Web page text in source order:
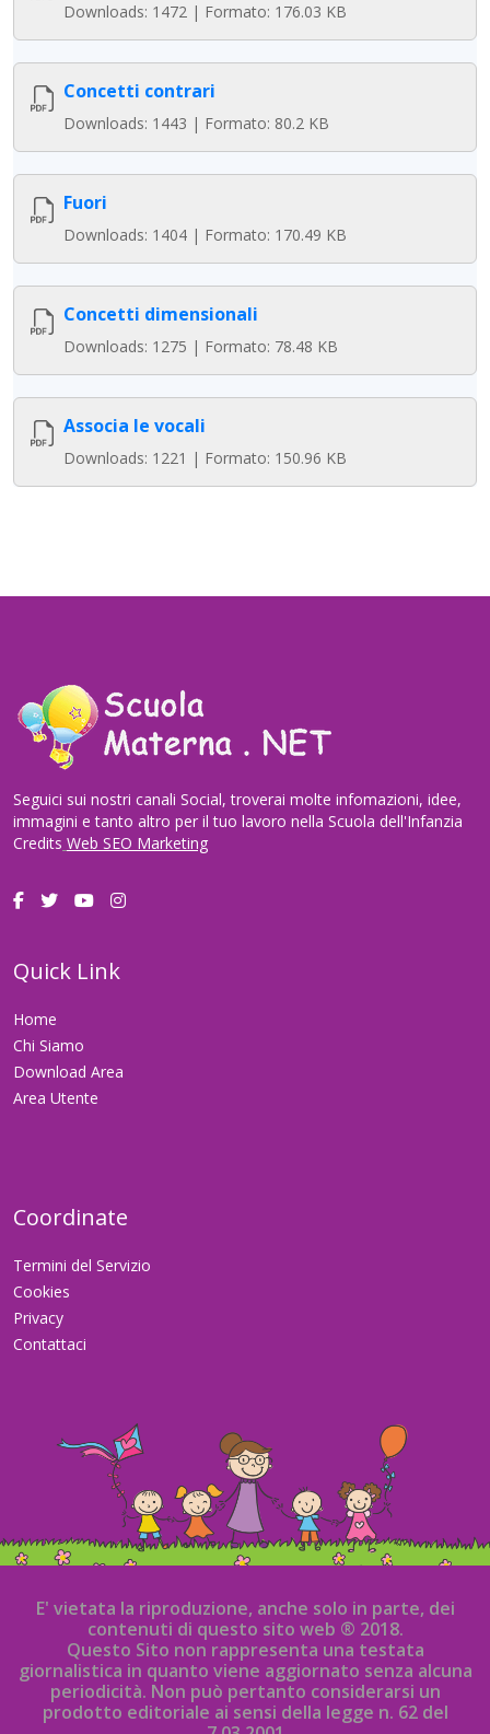
Downloads: 1472 | Formato: 176.03 KB
Concetti contrari
Downloads: 1443 | Formato: 80.2 KB
Fuori
Downloads: 1404 | Formato: 170.49 KB
Concetti dimensionali
Downloads: 1275 | Formato: 78.48 KB
Associa le vocali
Downloads: 1221 | Formato: 150.96 KB
Seguici sui nostri canali Social, troverai molte infomazioni, idee,
immagini e tanto altro per il tuo lavoro nella Scuola dell'Infanzia
Credits Web SEO Marketing
Quick Link
Home
Chi Siamo
Download Area
Area Utente
Coordinate
Termini del Servizio
Cookies
Privacy
Contattaci
E' vietata la riproduzione, anche solo in parte, dei
contenuti di questo sito web ® 2018.
Questo Sito non rappresenta una testata
giornalistica in quanto viene aggiornato senza alcuna
periodicità. Non può pertanto considerarsi un
prodotto editoriale ai sensi della legge n. 62 del